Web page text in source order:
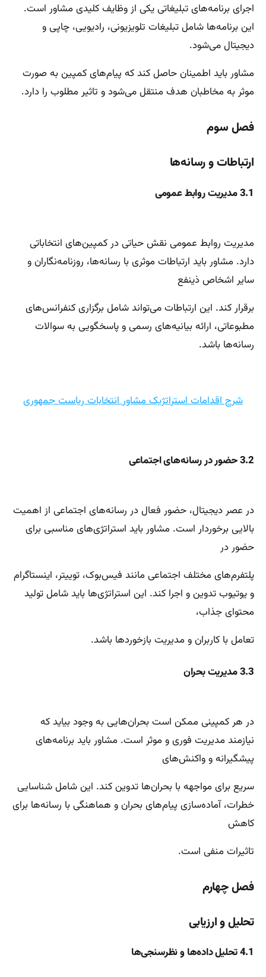
اجرای برنامه‌های تبلیغاتی یکی از وظایف کلیدی مشاور است.
این برنامه‌ها شامل تبلیغات تلویزیونی، رادیویی، چاپی و
دیجیتال می‌شود.
مشاور باید اطمینان حاصل کند که پیام‌های کمپین به صورت
موثر به مخاطبان هدف منتقل می‌شود و تاثیر مطلوب را دارد.
فصل سوم
ارتباطات و رسانه‌ها
3.1 مدیریت روابط عمومی
مدیریت روابط عمومی نقش حیاتی در کمپین‌های انتخاباتی
دارد. مشاور باید ارتباطات موثری با رسانه‌ها، روزنامه‌نگاران و
سایر اشخاص ذینفع
برقرار کند. این ارتباطات می‌تواند شامل برگزاری کنفرانس‌های
مطبوعاتی، ارائه بیانیه‌های رسمی و پاسخگویی به سوالات
رسانه‌ها باشد.
شرح اقدامات استراتژیک مشاور انتخابات ریاست جمهوری
3.2 حضور در رسانه‌های اجتماعی
در عصر دیجیتال، حضور فعال در رسانه‌های اجتماعی از اهمیت
بالایی برخوردار است. مشاور باید استراتژی‌های مناسبی برای
حضور در
پلتفرم‌های مختلف اجتماعی مانند فیس‌بوک، توییتر، اینستاگرام
و یوتیوب تدوین و اجرا کند. این استراتژی‌ها باید شامل تولید
محتوای جذاب،
تعامل با کاربران و مدیریت بازخوردها باشد.
3.3 مدیریت بحران
در هر کمپینی ممکن است بحران‌هایی به وجود بیاید که
نیازمند مدیریت فوری و موثر است. مشاور باید برنامه‌های
پیشگیرانه و واکنش‌های
سریع برای مواجهه با بحران‌ها تدوین کند. این شامل شناسایی
خطرات، آماده‌سازی پیام‌های بحران و هماهنگی با رسانه‌ها برای
کاهش
تاثیرات منفی است.
فصل چهارم
تحلیل و ارزیابی
4.1 تحلیل داده‌ها و نظرسنجی‌ها